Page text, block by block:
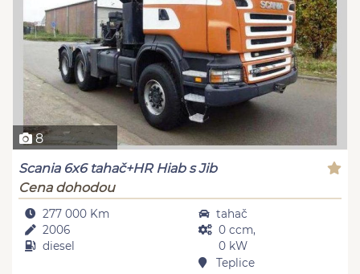
8
Scania 6x6 tahač+HR Hiab s Jib
Cena dohodou
277 000 Km
2006
diesel
tahač
0 ccm,
0 kW
Teplice